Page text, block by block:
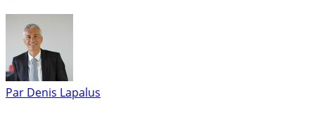
Par Denis Lapalus